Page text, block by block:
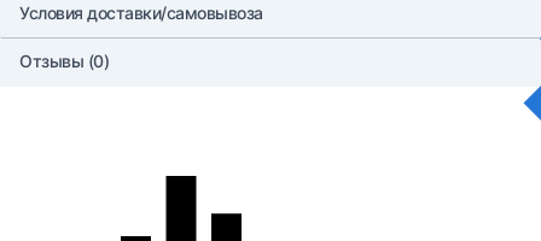
Условия доставки/самовывоза
Отзывы (0)